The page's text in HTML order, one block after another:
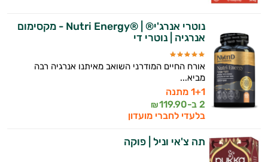
נוטרי אנרג'י® | ®Nutri Energy - מקסימום
אנרגיה | נוטרי די
אורח החיים המודרני השואב מאיתנו אנרגיה רבה
מביא...
1+1 מתנה
2 ב-
119.90
₪
בלעדי לחברי מועדון
תה צ'אי וניל | פוקה